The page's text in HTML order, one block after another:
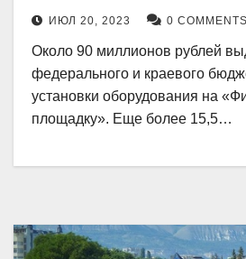
ИЮЛ 20, 2023 0 COMMENTS
Около 90 миллионов рублей
федерального и краевого
установки оборудования на
площадку». Еще более 15,5…